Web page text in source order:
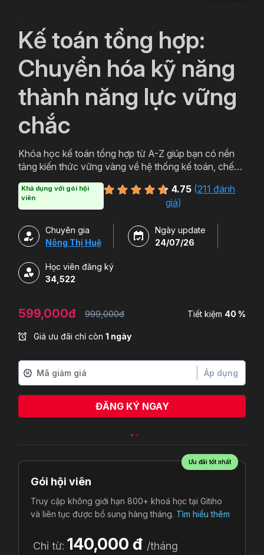
Kế toán tổng hợp:
Chuyển hóa kỹ năng
thành năng lực vững
chắc
Khóa học kế toán tổng hợp từ A-Z giúp bạn có nền
tảng kiến thức vững vàng về hệ thống kế toán, chế
cho công việc kế toán tổng hợp.
Khả dụng với gói hội
viên
4.75(211 đánh
giá)
Chuyên gia
Nông Thị Huệ
Ngày update
24/07/26
Học viên đăng ký
34,522
599,000đ 999,000đ Tiết kiệm 40 %
Giá ưu đãi chỉ còn 1 ngày
Áp dụng
ĐĂNG KÝ NGAY
Ưu đãi tốt nhất
Gói hội viên
Truy cập không giới hạn 800+ khoá học tại Gitiho
và liên tục được bổ sung hàng tháng. Tìm hiểu thêm
Chỉ từ: 140,000 đ /tháng